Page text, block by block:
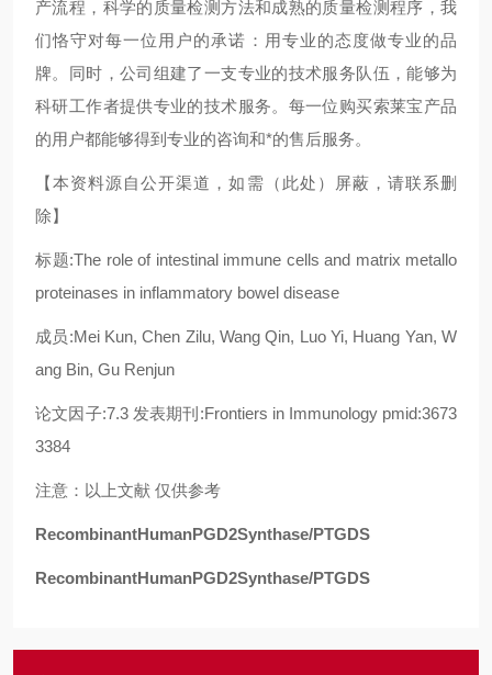
产流程，科学的质量检测方法和成熟的质量检测程序，我
们恪守对每一位用户的承诺：用专业的态度做专业的品
牌。同时，公司组建了一支专业的技术服务队伍，能够为
科研工作者提供专业的技术服务。每一位购买索莱宝产品
的用户都能够得到专业的咨询和*的售后服务。
【本资料源自公开渠道，如需（此处）屏蔽，请联系删
除】
标题:The role of intestinal immune cells and matrix metallo
proteinases in inflammatory bowel disease
成员:Mei Kun, Chen Zilu, Wang Qin, Luo Yi, Huang Yan, W
ang Bin, Gu Renjun
论文因子:7.3 发表期刊:Frontiers in Immunology pmid:3673
3384
注意：以上文献 仅供参考
RecombinantHumanPGD2Synthase/PTGDS
RecombinantHumanPGD2Synthase/PTGDS